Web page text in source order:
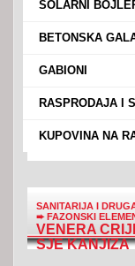
SOLARNI
BETONSKA
GABIONI
RASPRODAJA I
KUPOVINA NA
SANITARIJA I
➨FAZONSKI
VENERA
SJE KANJIZA